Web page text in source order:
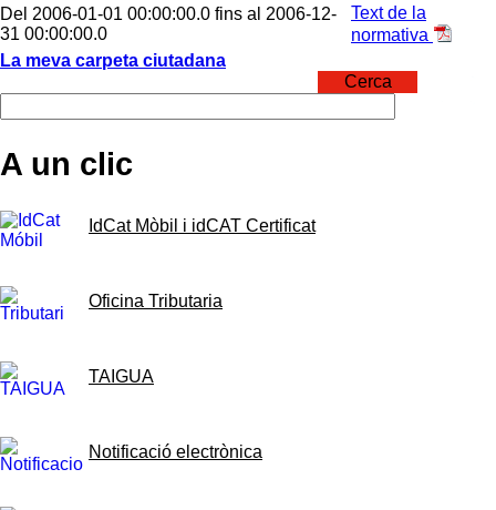
Del 2006-01-01 00:00:00.0 fins al 2006-12-
31 00:00:00.0
Text de la
normativa
La meva carpeta ciutadana
Cerca
A un clic
IdCat Mòbil i idCAT Certificat
Oficina Tributaria
TAIGUA
Notificació electrònica